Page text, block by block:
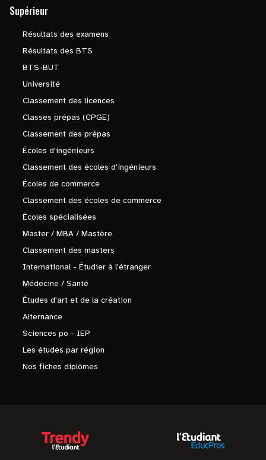
Supérieur
Résultats des examens
Résultats des BTS
BTS-BUT
Université
Classement des licences
Classes prépas (CPGE)
Classement des prépas
Écoles d'ingénieurs
Classement des écoles d'ingénieurs
Écoles de commerce
Classement des écoles de commerce
Écoles spécialisées
Master / MBA / Mastère
Classement des masters
International - Étudier à l'étranger
Médecine / Santé
Études d'art et de la création
Alternance
Sciences po - IEP
Les études par région
Nos fiches diplômes